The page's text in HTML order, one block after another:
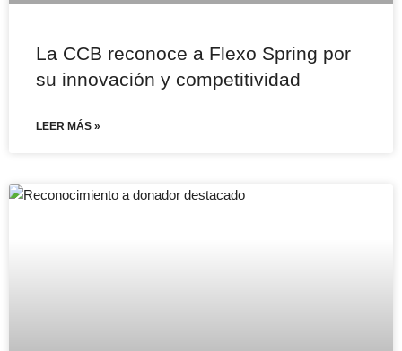
La CCB reconoce a Flexo Spring por
su innovación y competitividad
LEER MÁS »